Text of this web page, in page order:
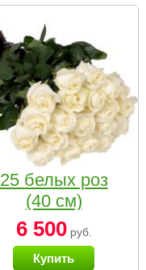
25 белых роз
(40 см)
6 500руб.
Купить